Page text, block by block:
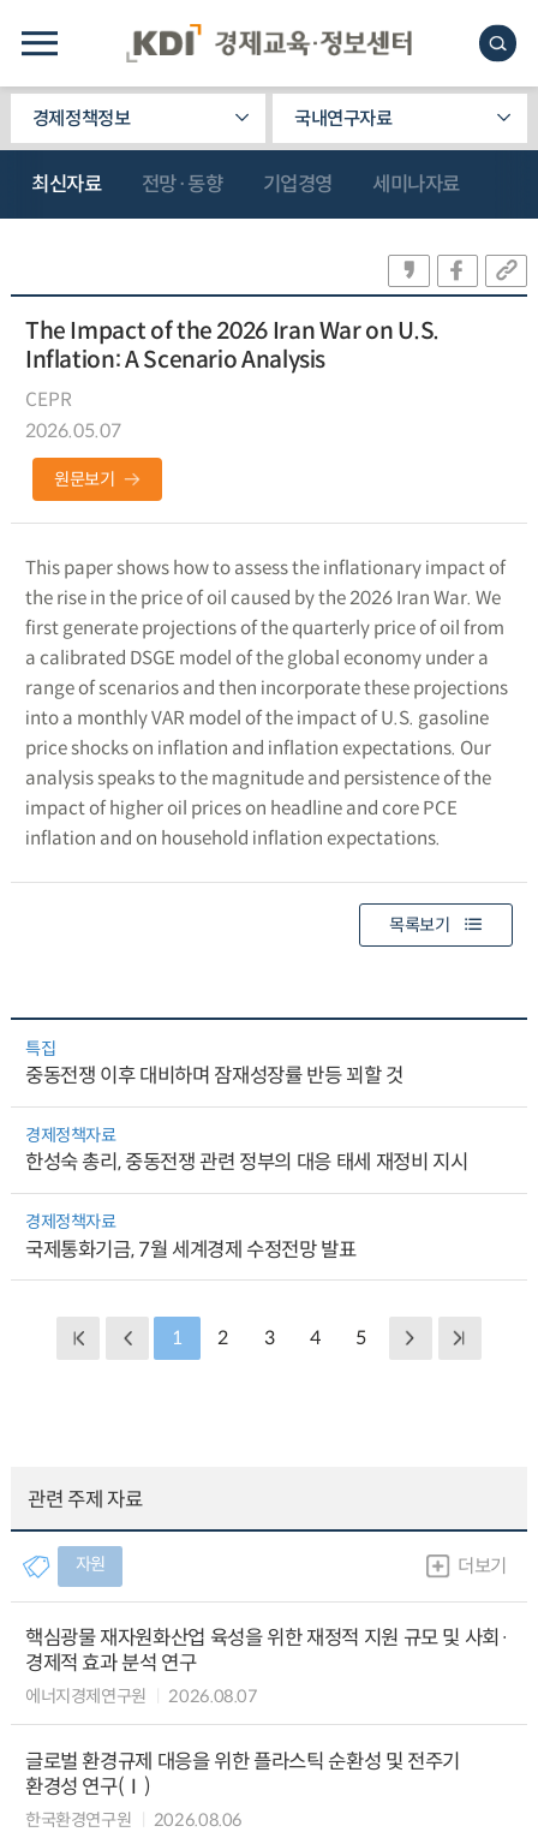
경제정책정보 국내연구자료
최신자료 전망·동향 기업경영 세미나자료
The Impact of the 2026 Iran War on U.S.
Inflation: A Scenario Analysis
CEPR
2026.05.07
원문보기
This paper shows how to assess the inflationary impact of
the rise in the price of oil caused by the 2026 Iran War. We
first generate projections of the quarterly price of oil from
a calibrated DSGE model of the global economy under a
range of scenarios and then incorporate these projections
into a monthly VAR model of the impact of U.S. gasoline
price shocks on inflation and inflation expectations. Our
analysis speaks to the magnitude and persistence of the
impact of higher oil prices on headline and core PCE
inflation and on household inflation expectations.
목록보기
특집
중동전쟁 이후 대비하며 잠재성장률 반등 꾀할 것
경제정책자료
한성숙 총리, 중동전쟁 관련 정부의 대응 태세 재정비 지시
경제정책자료
국제통화기금, 7월 세계경제 수정전망 발표
1 2 3 4 5
관련 주제 자료
자원 더보기
핵심광물 재자원화산업 육성을 위한 재정적 지원 규모 및 사회·
경제적 효과 분석 연구
에너지경제연구원 2026.08.07
글로벌 환경규제 대응을 위한 플라스틱 순환성 및 전주기
환경성 연구(Ⅰ)
한국환경연구원 2026.08.06